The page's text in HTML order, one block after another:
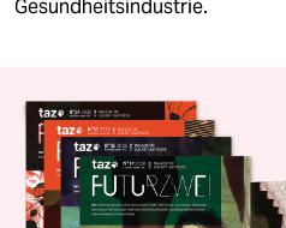
Gesundheitsindustrie.